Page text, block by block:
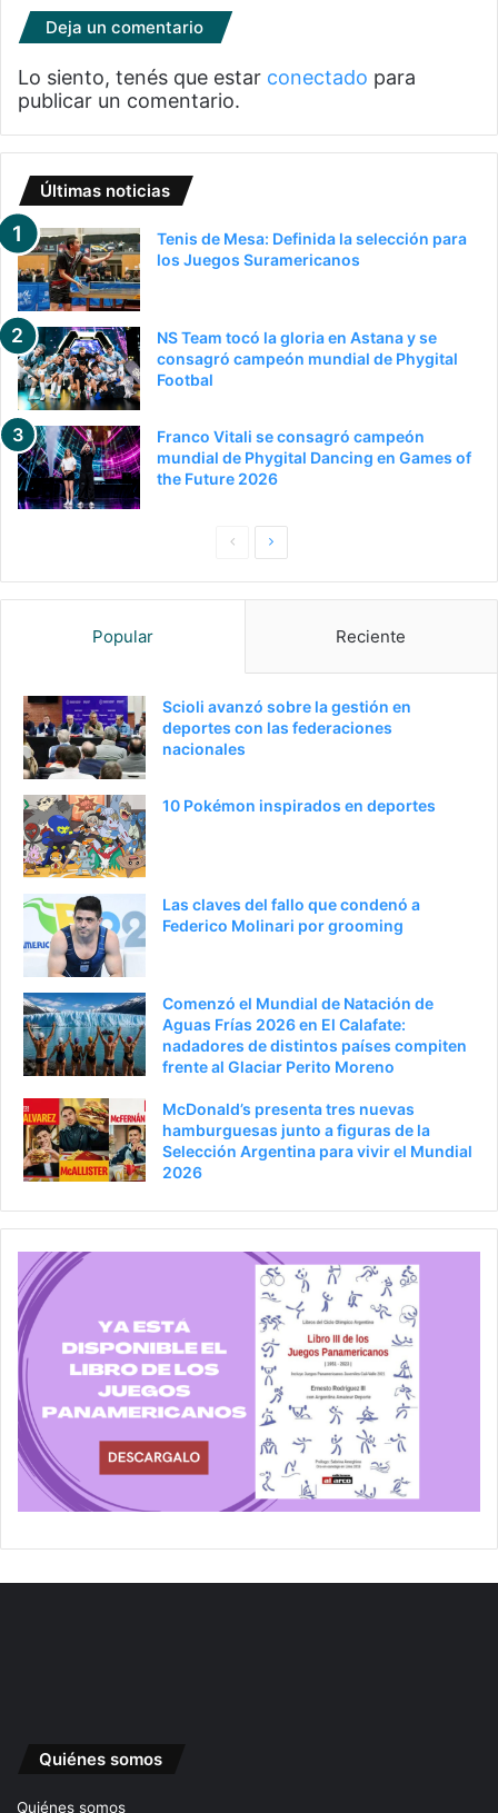
Deja un comentario
Lo siento, tenés que estar conectado para
publicar un comentario.
Últimas noticias
Tenis de Mesa: Definida la selección para
los Juegos Suramericanos
NS Team tocó la gloria en Astana y se
consagró campeón mundial de Phygital
Footbal
Franco Vitali se consagró campeón
mundial de Phygital Dancing en Games of
the Future 2026
PaginaSiguiente
Popular Reciente
Scioli avanzó sobre la gestión en
deportes con las federaciones
nacionales
10 Pokémon inspirados en deportes
Las claves del fallo que condenó a
Federico Molinari por grooming
Comenzó el Mundial de Natación de
Aguas Frías 2026 en El Calafate:
nadadores de distintos países compiten
frente al Glaciar Perito Moreno
McDonald’s presenta tres nuevas
hamburguesas junto a figuras de la
Selección Argentina para vivir el Mundial
2026
Quiénes somos
Quiénes somos